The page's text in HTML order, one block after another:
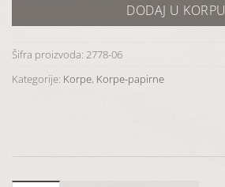
DODAJ U KORPU
Šifra proizvoda: 2778-06
Kategorije: Korpe, Korpe-papirne